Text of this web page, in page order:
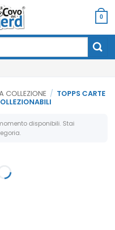
0
COLLEZIONE / TOPPS CARTE
disponibili. Stai